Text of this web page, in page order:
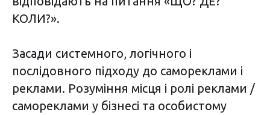
КОЛИ?».
Засади системного, логічного і
послідовного підходу до самореклами і
реклами. Розуміння місця і ролі реклами /
самореклами у бізнесі та особистому